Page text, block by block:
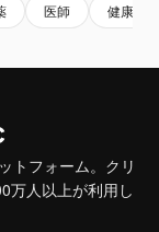
医師 健康
トフォーム。クリ
万人以上が利用し